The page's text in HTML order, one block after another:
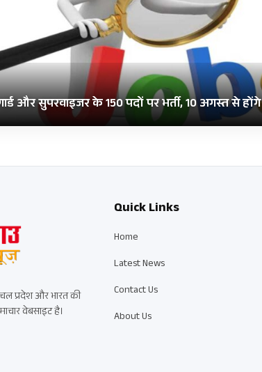
और सुपरवाइजर के 150 पदों पर भर्ती, 10 अगस्त से होंगे
प्रदेश और भारत की
वेबसाइट है।
Quick Links
Home
Latest News
Contact Us
About Us